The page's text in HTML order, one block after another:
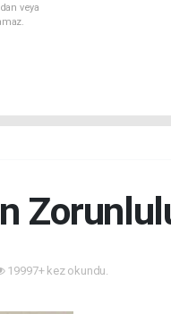
veya
19997+ kez okundu.